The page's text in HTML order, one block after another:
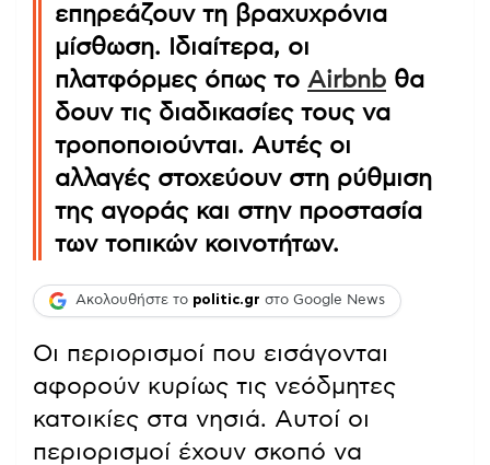
επηρεάζουν τη βραχυχρόνια
μίσθωση. Ιδιαίτερα, οι
πλατφόρμες όπως το Airbnb θα
δουν τις διαδικασίες τους να
τροποποιούνται. Αυτές οι
αλλαγές στοχεύουν στη ρύθμιση
της αγοράς και στην προστασία
των τοπικών κοινοτήτων.
Ακολουθήστε το politic.gr στο Google News
Οι περιορισμοί που εισάγονται
αφορούν κυρίως τις νεόδμητες
κατοικίες στα νησιά. Αυτοί οι
περιορισμοί έχουν σκοπό να